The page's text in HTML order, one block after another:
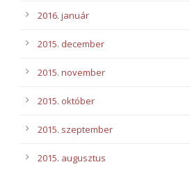
2016. január
2015. december
2015. november
2015. október
2015. szeptember
2015. augusztus